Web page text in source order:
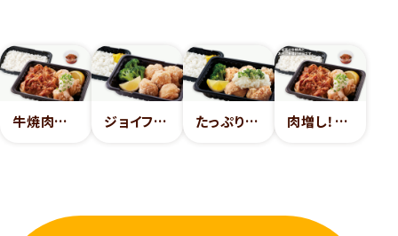
牛焼肉とおろし唐揚げ弁当 ジョイフル塩唐揚げ弁当 たっぷりおろしの唐揚げ弁当 肉増し！牛焼肉とおろし唐揚げ弁当